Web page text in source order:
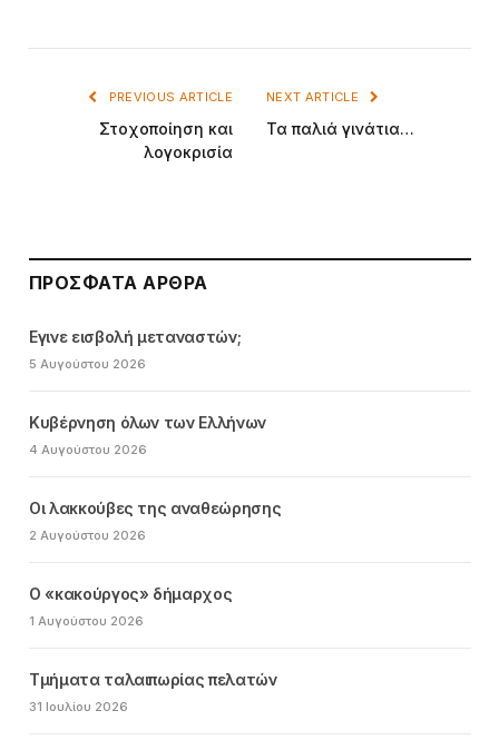
PREVIOUS ARTICLE
Στοχοποίηση και
λογοκρισία
NEXT ARTICLE
Τα παλιά γινάτια…
ΠΡΌΣΦΑΤΑ ΆΡΘΡΑ
Εγινε εισβολή μεταναστών;
5 Αυγούστου 2026
Κυβέρνηση όλων των Ελλήνων
4 Αυγούστου 2026
Οι λακκούβες της αναθεώρησης
2 Αυγούστου 2026
Ο «κακούργος» δήμαρχος
1 Αυγούστου 2026
Τμήματα ταλαιπωρίας πελατών
31 Ιουλίου 2026